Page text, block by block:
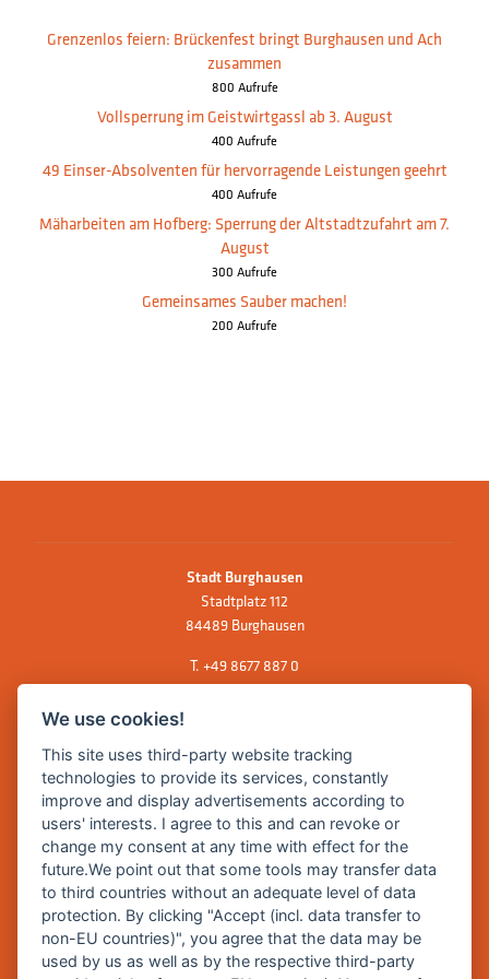
Grenzenlos feiern: Brückenfest bringt Burghausen und Ach
zusammen
800 Aufrufe
Vollsperrung im Geistwirtgassl ab 3. August
400 Aufrufe
49 Einser-Absolventen für hervorragende Leistungen geehrt
400 Aufrufe
Mäharbeiten am Hofberg: Sperrung der Altstadtzufahrt am 7.
August
300 Aufrufe
Gemeinsames Sauber machen!
200 Aufrufe
Stadt Burghausen
Stadtplatz 112
84489 Burghausen
T. +49 8677 887 0
E Mail:
Zentrale Webseite der Stadt Burghausen:
www.burghausen.de
Burghausen in leichter Sprache
So funktioniert burghausen.de
Inhalte von burghausen.de
We use cookies!
This site uses third-party website tracking
technologies to provide its services, constantly
improve and display advertisements according to
users' interests. I agree to this and can revoke or
change my consent at any time with effect for the
future.We point out that some tools may transfer data
to third countries without an adequate level of data
protection. By clicking "Accept (incl. data transfer to
non-EU countries)", you agree that the data may be
used by us as well as by the respective third-party